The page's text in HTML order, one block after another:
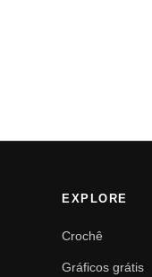
EXPLORE
Crochê
Gráficos grátis